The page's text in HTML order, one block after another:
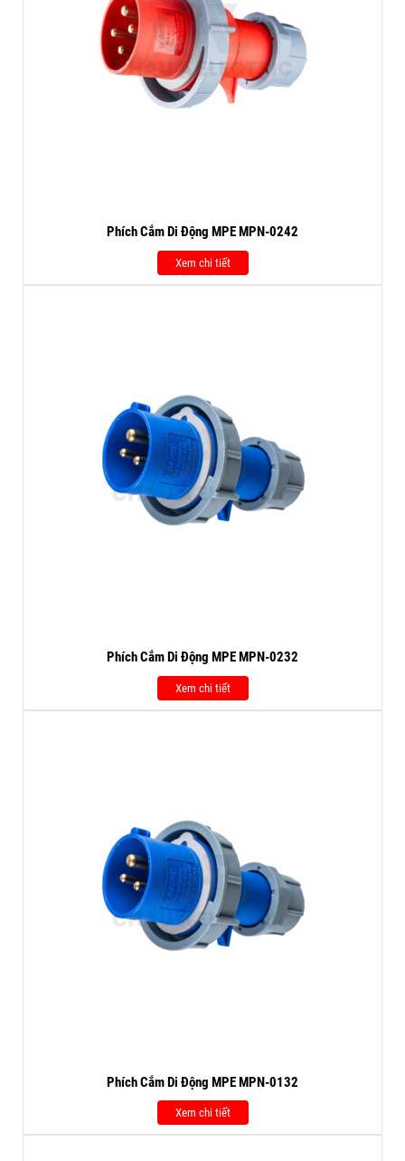
Phích Cắm Di Động MPE MPN-0242
Xem chi tiết
Phích Cắm Di Động MPE MPN-0232
Xem chi tiết
Phích Cắm Di Động MPE MPN-0132
Xem chi tiết